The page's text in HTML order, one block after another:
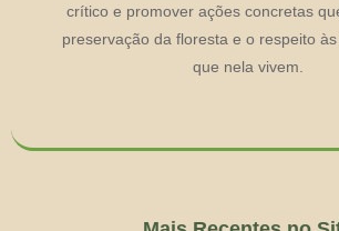
crítico e promover ações concretas
preservação da floresta e o respeito
que nela vivem.